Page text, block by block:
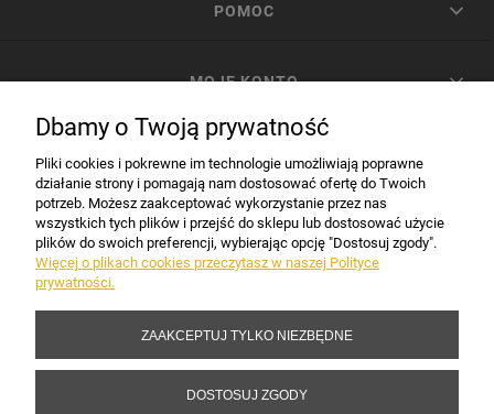
POMOC
MOJE KONTO
INFORMACJE
Copyright 2017-2026 Sakramento.pl
Dbamy o Twoją prywatność
Pliki cookies i pokrewne im technologie umożliwiają poprawne
działanie strony i pomagają nam dostosować ofertę do Twoich
potrzeb. Możesz zaakceptować wykorzystanie przez nas
wszystkich tych plików i przejść do sklepu lub dostosować użycie
plików do swoich preferencji, wybierając opcję "Dostosuj zgody".
Więcej o plikach cookies przeczytasz w naszej Polityce
prywatności.
ZAAKCEPTUJ TYLKO NIEZBĘDNE
DOSTOSUJ ZGODY